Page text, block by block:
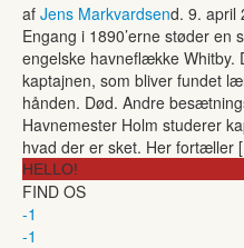
af Jens Markvardsend. 9. april
Engang i 1890’erne støder en
engelske havneflække Whitby.
kaptajnen, som bliver fundet
hånden. Død. Andre
Havnemester Holm studerer
hvad der er sket. Her fortæller
HELLO!
FIND OS
-1
-1